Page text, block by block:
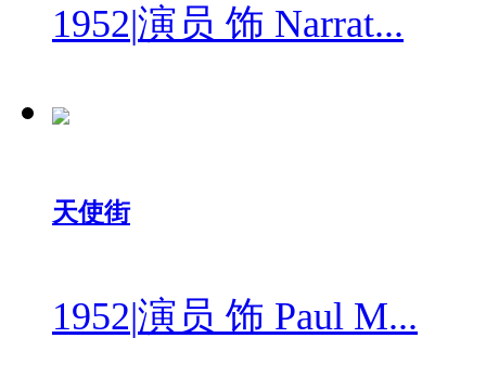
1952|演员 饰 Narrat...
天使街
1952|演员 饰 Paul M...